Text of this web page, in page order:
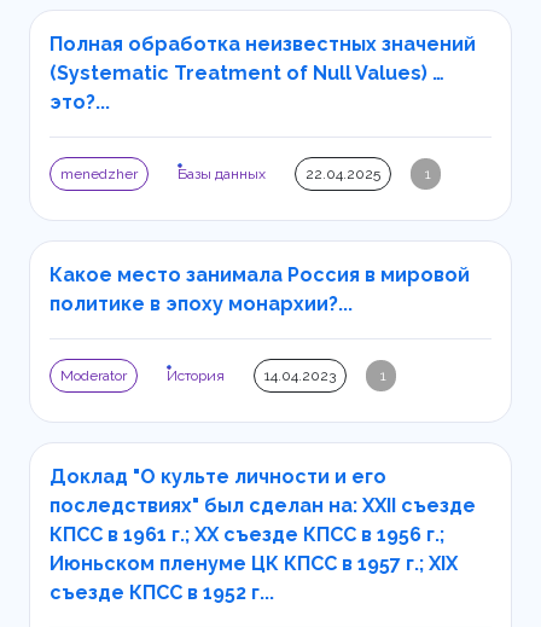
Полная обработка неизвестных значений
(Systematic Treatment of Null Values) …
это?...
menedzher Базы данных 22.04.2025 1
Какое место занимала Россия в мировой
политике в эпоху монархии?...
Moderator История 14.04.2023 1
Доклад "О культе личности и его
последствиях" был сделан на: XXII съезде
КПСС в 1961 г.; XX съезде КПСС в 1956 г.;
Июньском пленуме ЦК КПСС в 1957 г.; XIX
съезде КПСС в 1952 г...